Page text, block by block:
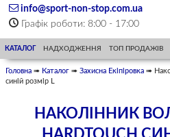
info@sport-non-stop.com.ua
Графік роботи: 8:00 - 17:00
КАТАЛОГ НАДХОДЖЕННЯ ТОП ПРОДАЖІВ
Головна ➠ Каталог ➠ Захисна Екіпіровка ➠
синій розмір L
НАКОЛІННИК